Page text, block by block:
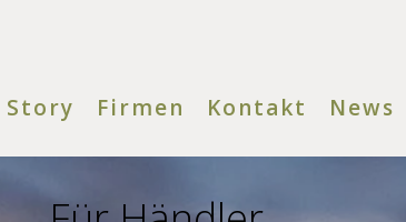
Story Firmen Kontakt News